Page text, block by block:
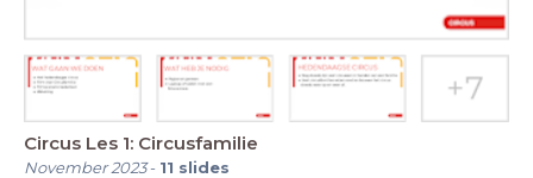
Circus Les 1: Circusfamilie
November 2023- 11 slides